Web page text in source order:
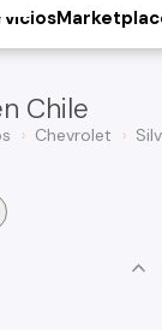
Chile
Chevrolet